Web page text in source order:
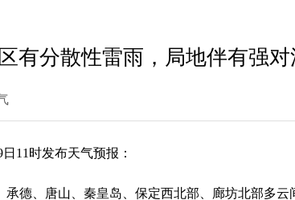
有分散性雷雨，局地伴有强对
11时发布天气预报：
、唐山、秦皇岛、保定西北部、廊坊北部多云